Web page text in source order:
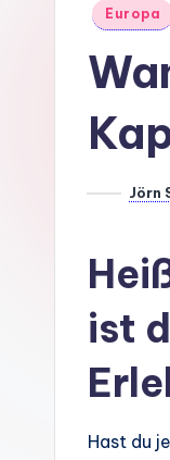
Posted
Europa
PostedJörn
ist
Hast du